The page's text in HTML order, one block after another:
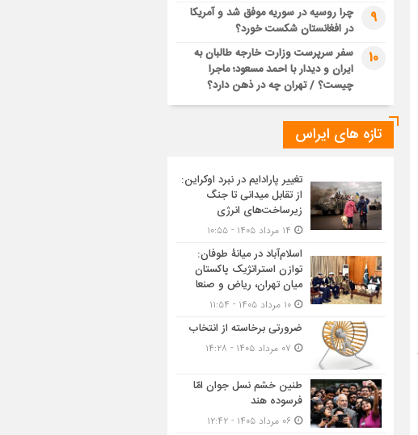
9
چرا روسیه در سوریه موفق شد و آمریکا
در افغانستان شکست خورد؟
10
سفر سرپرست وزارت خارجه طالبان به
ایران و دیدار با احمد مسعود؛ ماجرا
چیست؟ / تهران چه در ذهن دارد؟
تازه های ایراس
تغییر پارادایم در نبرد اوکراین:
از تقابل میدانی تا جنگ
زیرساخت‌های انرژی
اسلام‌آباد در میانۀ طوفان:
توازن استراتژیک پاکستان
میان تهران، ریاض و صنعا
ضرورتی برخاسته از انتخاب
طنین خشم نسل جوان امّا
فرسوده هند